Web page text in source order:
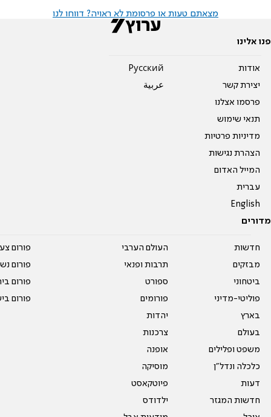
מצאתם טעות או פרסומת לא ראויה? דווחו לנו
פנו אלינו
אודות
יצירת קשר
פרסמו אצלנו
תנאי שימוש
מדיניות פרטיות
הצהרת נגישות
המייל האדום
עברית
English
Pусский
عربية
מדורים
חדשות
מבזקים
ביטחוני
פוליטי-מדיני
בארץ
בעולם
משפט ופלילים
כלכלה ונדל"ן
דעות
חדשות המגזר
העולם הערבי
תרבות ופנאי
ספורט
פורומים
יהדות
צרכנות
אופנה
מוסיקה
פיוטקאסט
ילדודס
פורום
פורום
פורום
פורום